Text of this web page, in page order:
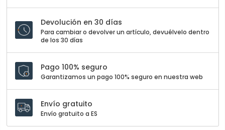
Devolución en 30 días
Para cambiar o devolver un artículo, devuélvelo dentro
de los 30 días
Pago 100% seguro
Garantizamos un pago 100% seguro en nuestra web
Envío gratuito
Envío gratuito a ES